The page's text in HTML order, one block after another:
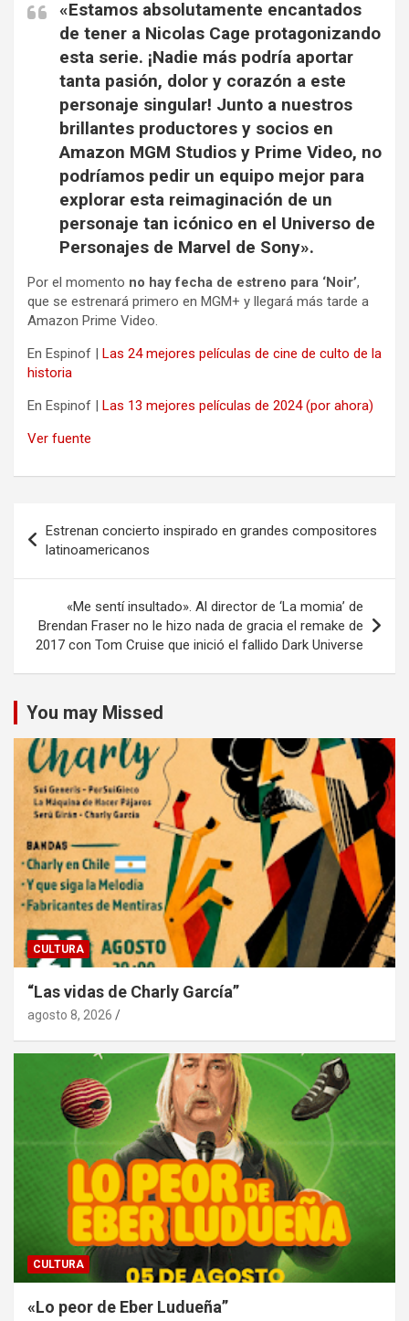
«Estamos absolutamente encantados
de tener a Nicolas Cage protagonizando
esta serie. ¡Nadie más podría aportar
tanta pasión, dolor y corazón a este
personaje singular! Junto a nuestros
brillantes productores y socios en
Amazon MGM Studios y Prime Video, no
podríamos pedir un equipo mejor para
explorar esta reimaginación de un
personaje tan icónico en el Universo de
Personajes de Marvel de Sony».
Por el momento no hay fecha de estreno para ‘Noir’,
que se estrenará primero en MGM+ y llegará más tarde a
Amazon Prime Video.
En Espinof | Las 24 mejores películas de cine de culto de la
historia
En Espinof | Las 13 mejores películas de 2024 (por ahora)
Ver fuente
de
entradas
Estrenan concierto inspirado en grandes compositores
latinoamericanos
«Me sentí insultado». Al director de ‘La momia’ de
Brendan Fraser no le hizo nada de gracia el remake de
2017 con Tom Cruise que inició el fallido Dark Universe
You may Missed
CULTURA
“Las vidas de Charly García”
agosto 8, 2026
CULTURA
«Lo peor de Eber Ludueña”